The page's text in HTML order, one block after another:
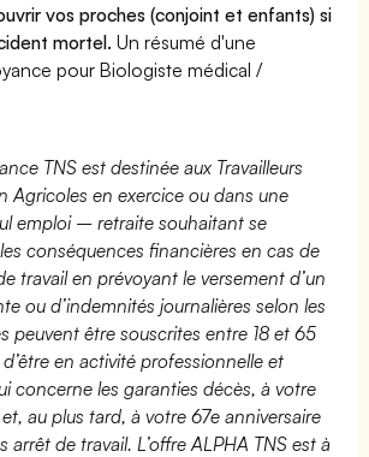
vos proches (conjoint et enfants) si
mortel. Un résumé d'une
pour Biologiste médical /
TNS est destinée aux Travailleurs
Agricoles en exercice ou dans une
emploi – retraite souhaitant se
conséquences financières en cas de
travail en prévoyant le versement d’un
ou d’indemnités journalières selon les
peuvent être souscrites entre 18 et 65
en activité professionnelle et
concerne les garanties décès, à votre
au plus tard, à votre 67e anniversaire
arrêt de travail. L’offre ALPHA TNS est à